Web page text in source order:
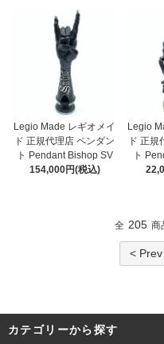
Legio Made レギオメイ
ド 正規代理店 ペンダン
ト Pendant Bishop SV
154,000円(税込)
Legio
ド 正規
ト
全 205 商
< Prev
カテゴリーから探す